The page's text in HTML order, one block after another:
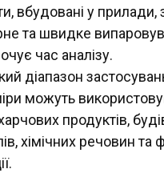
вбудовані у прилади,
та швидке
час аналізу.
діапазон
можуть
продуктів,
хімічних речовин